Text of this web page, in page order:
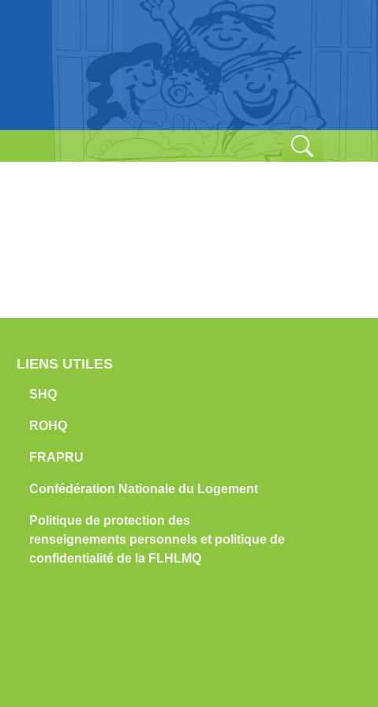
LIENS UTILES
SHQ
ROHQ
FRAPRU
Confédération Nationale du Logement
Politique de protection des
renseignements personnels et politique de
confidentialité de la FLHLMQ